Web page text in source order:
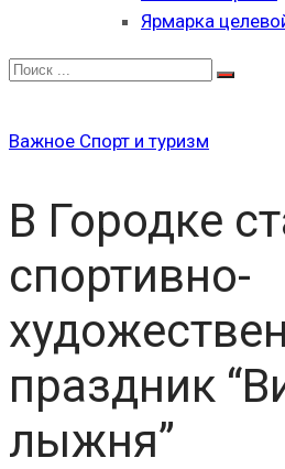
Ярмарка
Важное Спорт и туризм
В Городке
спортивно-
праздник
лыжня”